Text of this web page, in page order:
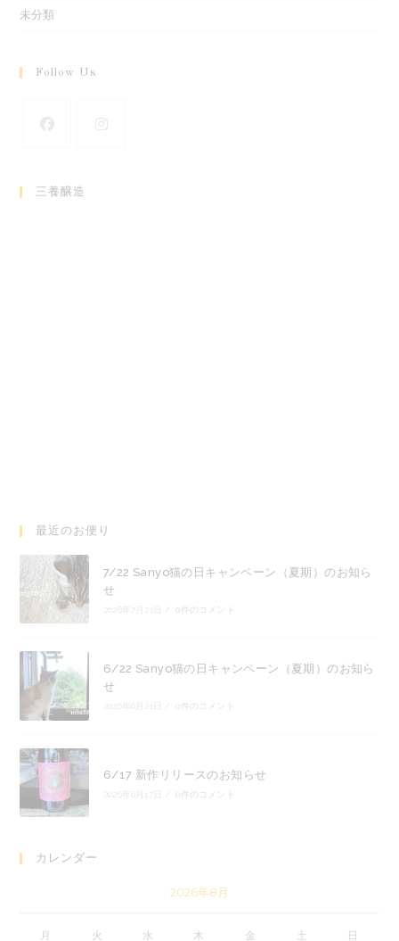
未分類
Follow Us
い
三養醸造
最近のお便り
7/22 Sanyo猫の日キャンペーン（夏期）のお知ら
せ
0件のコメント
6/22 Sanyo猫の日キャンペーン（夏期）のお知ら
せ
0件のコメント
6/17 新作リリースのお知らせ
0件のコメント
カレンダー
2026年8月
月 火 水 木 金 土 日